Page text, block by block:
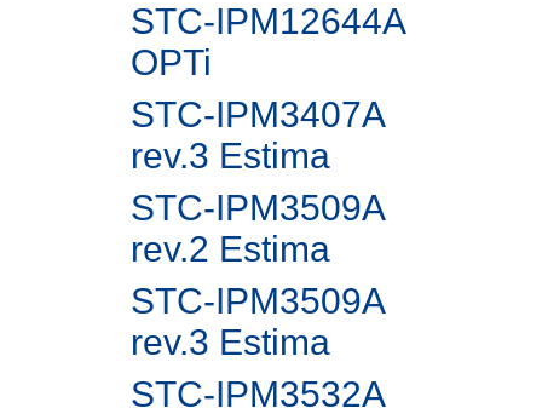
STC-IPM12644A
OPTi
STC-IPM3407A
rev.3 Estima
STC-IPM3509A
rev.2 Estima
STC-IPM3509A
rev.3 Estima
STC-IPM3532A